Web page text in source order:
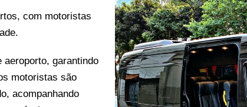
com motoristas
garantindo
motoristas são
acompanhando